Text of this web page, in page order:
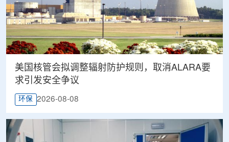
美国核管会拟调整辐射防护规则，取消ALARA要
求引发安全争议
环保 2026-08-08